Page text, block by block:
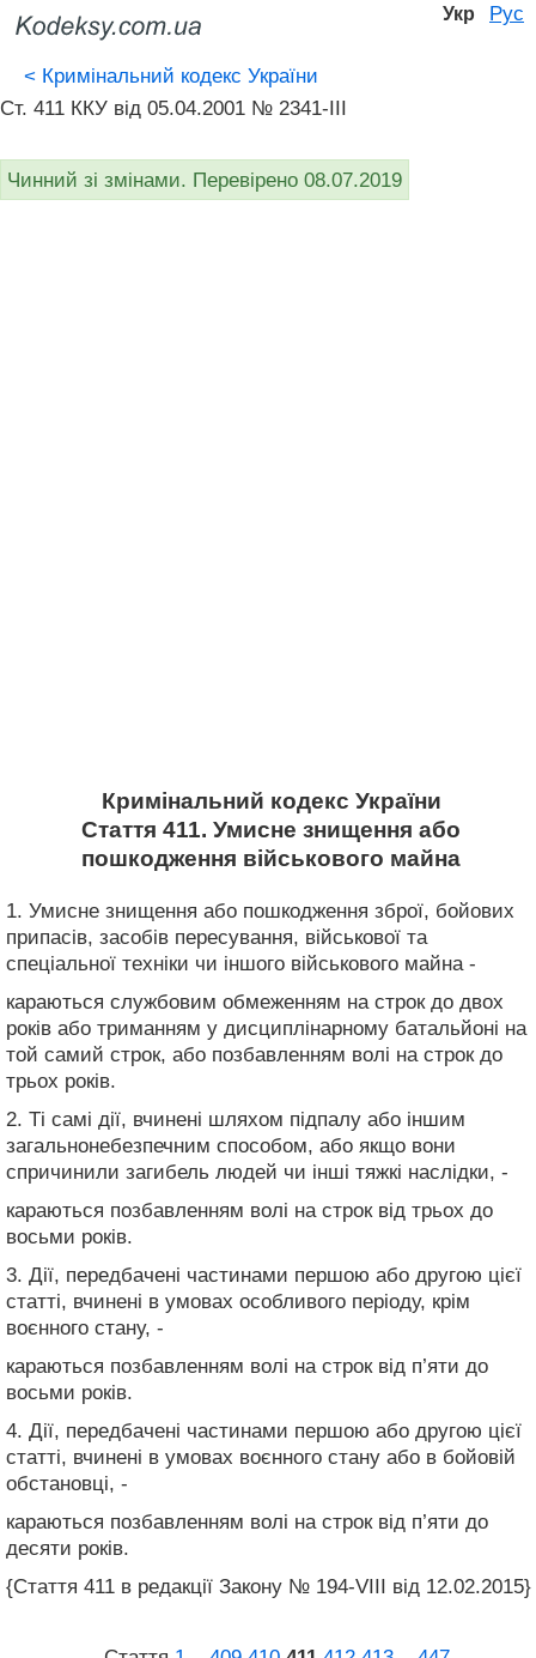
Укр Рус
< Кримінальний кодекс України
Ст. 411 ККУ від 05.04.2001 № 2341-III
Чинний зі змінами. Перевірено 08.07.2019
Кримінальний кодекс України
Стаття 411. Умисне знищення або
пошкодження військового майна
1. Умисне знищення або пошкодження зброї, бойових
припасів, засобів пересування, військової та
спеціальної техніки чи іншого військового майна -
караються службовим обмеженням на строк до двох
років або триманням у дисциплінарному батальйоні на
той самий строк, або позбавленням волі на строк до
трьох років.
2. Ті самі дії, вчинені шляхом підпалу або іншим
загальнонебезпечним способом, або якщо вони
спричинили загибель людей чи інші тяжкі наслідки, -
караються позбавленням волі на строк від трьох до
восьми років.
3. Дії, передбачені частинами першою або другою цієї
статті, вчинені в умовах особливого періоду, крім
воєнного стану, -
караються позбавленням волі на строк від п’яти до
восьми років.
4. Дії, передбачені частинами першою або другою цієї
статті, вчинені в умовах воєнного стану або в бойовій
обстановці, -
караються позбавленням волі на строк від п’яти до
десяти років.
{Стаття 411 в редакції Закону № 194-VIII від 12.02.2015}